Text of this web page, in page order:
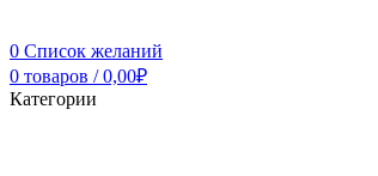
0 Список желаний
0 товаров / 0,00₽
Категории